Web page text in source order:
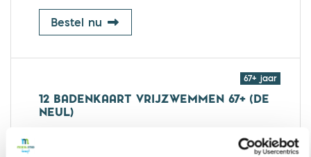
Bestel nu 12 badenkaart vrijzwemmen 18 t/m
67+ jaar
12 BADENKAART VRIJZWEMMEN 67+ (DE
NEUL)